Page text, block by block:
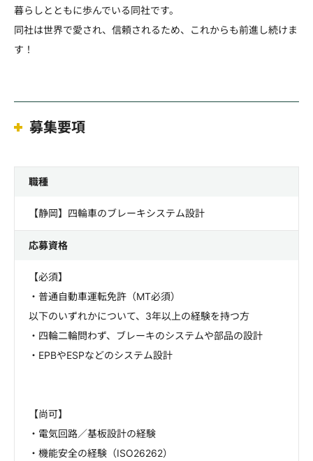
暮らしとともに歩んでいる同社です。
同社は世界で愛され、信頼されるため、これからも前進し続けま
す！
募集要項
職種
【静岡】四輪車のブレーキシステム設計
応募資格
【必須】
・普通自動車運転免許（MT必須）
以下のいずれかについて、3年以上の経験を持つ方
・四輪二輪問わず、ブレーキのシステムや部品の設計
・EPBやESPなどのシステム設計
【尚可】
・電気回路／基板設計の経験
・機能安全の経験（ISO26262）